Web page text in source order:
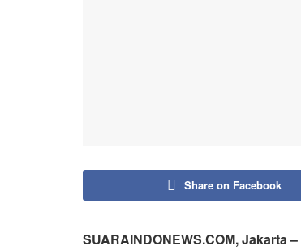
Share on Facebook
SUARAINDONEWS.COM, Jakarta –